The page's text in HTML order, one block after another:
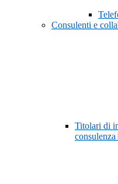
Consulenti e
Titolari di
consulenza